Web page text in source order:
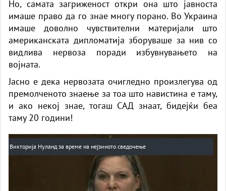
Но, самата загриженост откри она што јавноста
имаше право да го знае многу порано. Во Украина
имаше доволно чувствителни материјали што
американската дипломатија зборуваше за нив со
видлива нервоза поради избувнувањето на
војната.
Јасно е дека нервозата очигледно произлегува од
премолченото знаење за тоа што навистина е таму,
и ако некој знае, тогаш САД знаат, бидејќи беа
таму 20 години!
Викторија Нуланд за време на нејзиното сведочење